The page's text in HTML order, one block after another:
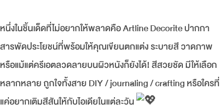
หนึ่งในชิ้นเด็ดที่ไม่อยากให้พลาดคือ Artline Decorite ปากกา
สารพัดประโยชน์ที่พร้อมให้คุณเขียนตกแต่ง ระบายสี วาดภาพ
หรือแม้แต่ครีเอตลวดลายบนผิวหนังก็ยังได้! สีสวยชัด มีให้เลือก
หลากหลาย ถูกใจทั้งสาย DIY / journaling / crafting หรือใครที่
แค่อยากเติมสีสันให้กับไอเดียในแต่ละวัน